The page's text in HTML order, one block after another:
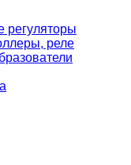
регуляторы
реле